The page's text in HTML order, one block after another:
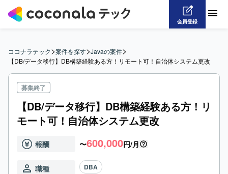
会員登録
ココナラテック>案件を探す>Javaの案件>
【DB/データ移行】DB構築経験ある方！リモート可！自治体システム更改
募集終了
【DB/データ移行】DB構築経験ある方！リ
モート可！自治体システム更改
報酬 〜600,000円/月
職種 DBA